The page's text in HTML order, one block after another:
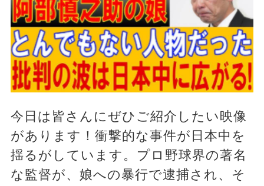
今日は皆さんにぜひご紹介したい映像
があります！衝撃的な事件が日本中を
揺るがしています。プロ野球界の著名
な監督が、娘への暴行で逮捕され、そ